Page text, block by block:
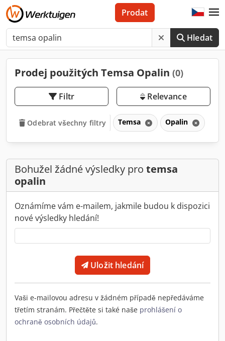
Hledat
Prodat
Prodej použitých Temsa Opalin (0)
Filtr Relevance
Odebrat všechny filtry Temsa Opalin
Bohužel žádné výsledky pro temsa
opalin
Oznámíme vám e-mailem, jakmile budou k dispozici
nové výsledky hledání!
Uložit hledání
Vaši e-mailovou adresu v žádném případě nepředáváme
třetím stranám. Přečtěte si také naše prohlášení o
ochraně osobních údajů.